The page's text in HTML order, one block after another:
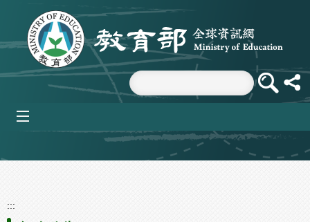
跳到主要內容區塊
:::